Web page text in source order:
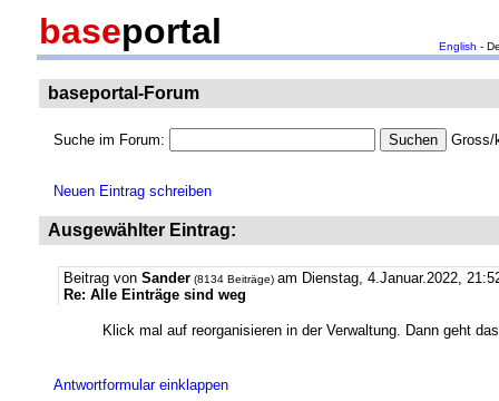
baseportal English -
baseportal-Forum
Suche im Forum: Gross/
Neuen Eintrag schreiben
Ausgewählter Eintrag:
Beitrag von Sander (8134 Beiträge) am Dienstag, 4.Januar.2022,
Re: Alle Einträge sind weg
Klick mal auf reorganisieren in der Verwaltung. Dann geht
Antwortformular einklappen